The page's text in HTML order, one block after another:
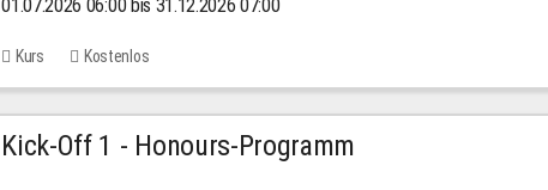
2026
01.07.2026 06:00 bis 31.12.2026 07:00
Kurs Kostenlos
Kick-Off 1 - Honours-Programm